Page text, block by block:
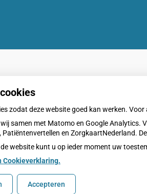
zodat deze website goed kan werken.
samen met Matomo en Google Analytics.
en ZorgkaartNederland.
website kunt u op ieder moment uw
Cookieverklaring.
Accepteren